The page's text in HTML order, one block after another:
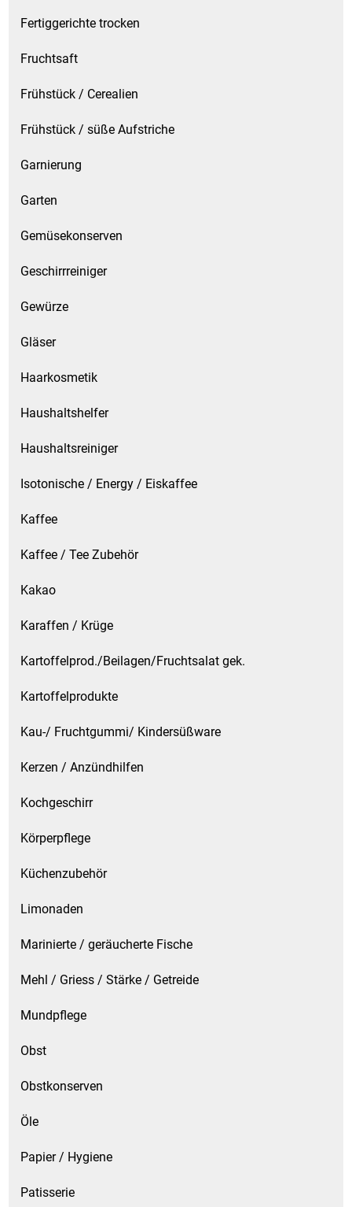
Teigwaren
Textilien
Tischbereich
Tischkultur
Waschmittel
Wasser
Wein
Wurst
Fertiggerichte trocken
Fruchtsaft
Frühstück / Cerealien
Frühstück / süße Aufstriche
Garnierung
Garten
Gemüsekonserven
Geschirrreiniger
Gewürze
Gläser
Haarkosmetik
Haushaltshelfer
Haushaltsreiniger
Isotonische / Energy / Eiskaffee
Kaffee
Kaffee / Tee Zubehör
Kakao
Karaffen / Krüge
Kartoffelprod./Beilagen/Fruchtsalat gek.
Kartoffelprodukte
Kau-/ Fruchtgummi/ Kindersüßware
Kerzen / Anzündhilfen
Kochgeschirr
Körperpflege
Küchenzubehör
Limonaden
Marinierte / geräucherte Fische
Mehl / Griess / Stärke / Getreide
Mundpflege
Obst
Obstkonserven
Öle
Papier / Hygiene
Patisserie